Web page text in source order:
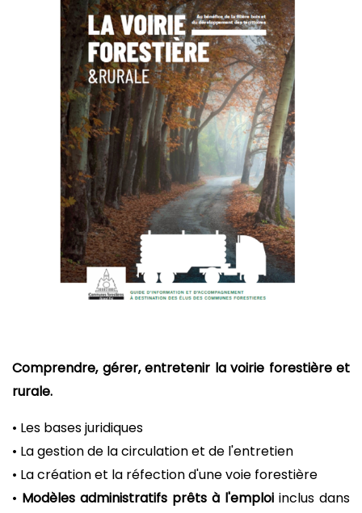
Comprendre, gérer, entretenir la voirie forestière et
rurale.
• Les bases juridiques
• La gestion de la circulation et de l'entretien
• La création et la réfection d'une voie forestière
• Modèles administratifs prêts à l'emploi inclus dans